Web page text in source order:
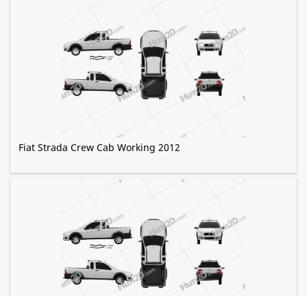
Fiat Strada Crew Cab Working 2012